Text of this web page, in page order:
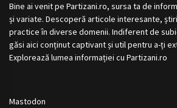
Bine ai venit pe Partizani.ro, sursa ta de
și variate. Descoperă articole interesante,
practice în diverse domenii. Indiferent de
găsi aici conținut captivant și util pentru a-ți
Explorează lumea informației cu Partizani.ro
Mastodon